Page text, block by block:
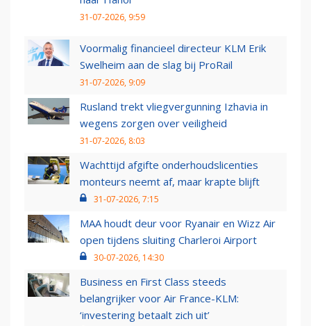
31-07-2026, 9:59
Voormalig financieel directeur KLM Erik
Swelheim aan de slag bij ProRail
31-07-2026, 9:09
Rusland trekt vliegvergunning Izhavia in
wegens zorgen over veiligheid
31-07-2026, 8:03
Wachttijd afgifte onderhoudslicenties
monteurs neemt af, maar krapte blijft
31-07-2026, 7:15
MAA houdt deur voor Ryanair en Wizz Air
open tijdens sluiting Charleroi Airport
30-07-2026, 14:30
Business en First Class steeds
belangrijker voor Air France-KLM:
‘investering betaalt zich uit’